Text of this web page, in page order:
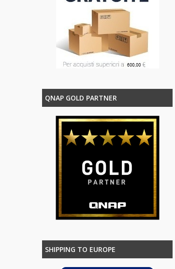
QNAP GOLD PARTNER
SHIPPING TO EUROPE